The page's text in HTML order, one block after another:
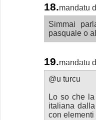
18.mandatu
Simmai
pasquale o
19.mandatu
@u turcu
Lo so che
italiana
con